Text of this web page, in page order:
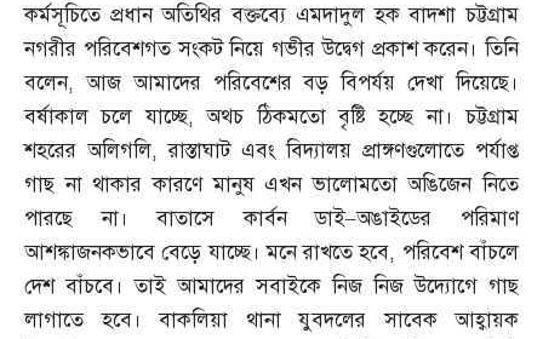
কর্মসূচিতে প্রধান অতিথির বক্তব্যে এমদাদুল হক বাদশা চট্টগ্রাম
নগরীর পরিবেশগত সংকট নিয়ে গভীর উদ্বেগ প্রকাশ করেন। তিনি
বলেন,আজ আমাদের পরিবেশের বড় বিপর্যয় দেখা দিয়েছে।
বর্ষাকাল চলে যাচ্ছে,অথচ ঠিকমতো বৃষ্টি হচ্ছে না। চট্টগ্রাম
শহরের অলিগলি,রাস্তাঘাট এবং বিদ্যালয় প্রাঙ্গণগুলোতে পর্যাপ্ত
গাছ না থাকার কারণে মানুষ এখন ভালোমতো অঙিজেন নিতে
পারছে না। বাতাসে কার্বন ডাই–অঙাইডের পরিমাণ
আশঙ্কাজনকভাবে বেড়ে যাচ্ছে। মনে রাখতে হবে, পরিবেশ বাঁচলে
দেশ বাঁচবে। তাই আমাদের সবাইকে নিজ নিজ উদ্যোগে গাছ
লাগাতে হবে। বাকলিয়া থানা যুবদলের সাবেক আহ্বায়ক